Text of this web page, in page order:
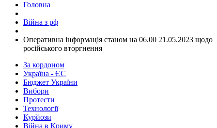
Головна
Війна з рф
​Оперативна інформація станом на 06.00 21.05.2023 щодо
російського вторгнення
За кордоном
Україна - ЄС
Бюджет України
Вибори
Протести
Технології
Курйози
Війна в Криму